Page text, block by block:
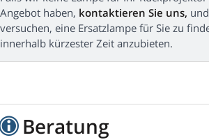
Angebot haben, kontaktieren Sie uns,
versuchen, eine Ersatzlampe für Sie zu
innerhalb kürzester Zeit anzubieten.
Beratung